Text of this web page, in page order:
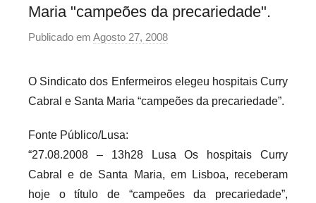
Maria "campeões da precariedade".
Publicado em Agosto 27, 2008
O Sindicato dos Enfermeiros elegeu hospitais Curry
Cabral e Santa Maria “campeões da precariedade”.
Fonte Público/Lusa:
“27.08.2008 – 13h28 Lusa Os hospitais Curry
Cabral e de Santa Maria, em Lisboa, receberam
hoje o título de “campeões da precariedade”,